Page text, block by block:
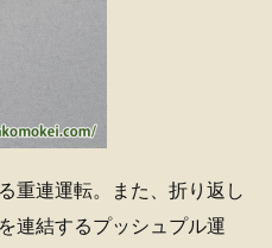
重連運転。また、折り返し
連結するプッシュプル運